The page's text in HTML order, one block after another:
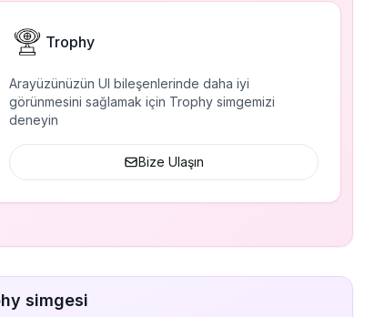
Trophy
Arayüzünüzün UI bileşenlerinde daha iyi
görünmesini sağlamak için Trophy simgemizi
deneyin
Bize Ulaşın
simgesi